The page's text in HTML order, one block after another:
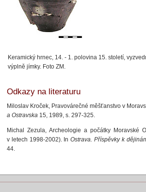
Keramický hrnec, 14. - 1. polovina 15. století,
výplně jímky. Foto ZM.
Odkazy na literaturu
Miloslav Kroček, Pravovárečné měšťanstvo v
a Ostravska 15, 1989, s. 297-325.
Michal Zezula, Archeologie a počátky Moravské
v letech 1998-2002). InOstrava. Příspěvky k
44.